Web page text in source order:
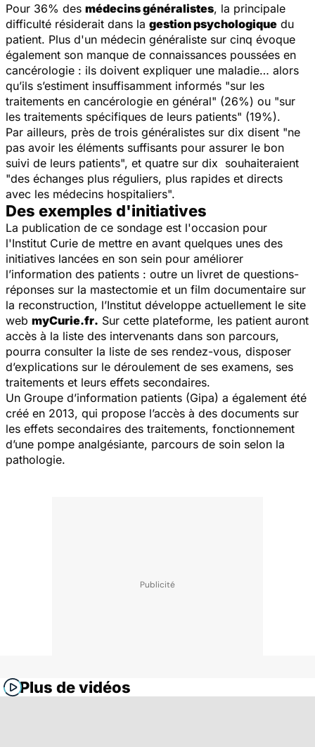
Pour 36% des médecins généralistes, la principale
difficulté résiderait dans la gestion psychologique du
patient. Plus d'un médecin généraliste sur cinq évoque
également son manque de connaissances poussées en
cancérologie : ils doivent expliquer une maladie… alors
qu’ils s’estiment insuffisamment informés "sur les
traitements en cancérologie en général" (26%) ou "sur
les traitements spécifiques de leurs patients" (19%).
Par ailleurs, près de trois généralistes sur dix disent "ne
pas avoir les éléments suffisants pour assurer le bon
suivi de leurs patients", et quatre sur dix souhaiteraient
"des échanges plus réguliers, plus rapides et directs
avec les médecins hospitaliers".
Des exemples d'initiatives
La publication de ce sondage est l'occasion pour
l'Institut Curie de mettre en avant quelques unes des
initiatives lancées en son sein pour améliorer
l’information des patients : outre un livret de questions-
réponses sur la mastectomie et un film documentaire sur
la reconstruction, l’Institut développe actuellement le site
web myCurie.fr. Sur cette plateforme, les patient auront
accès à la liste des intervenants dans son parcours,
pourra consulter la liste de ses rendez-vous, disposer
d’explications sur le déroulement de ses examens, ses
traitements et leurs effets secondaires.
Un Groupe d’information patients (Gipa) a également été
créé en 2013, qui propose l’accès à des documents sur
les effets secondaires des traitements, fonctionnement
d’une pompe analgésiante, parcours de soin selon la
pathologie.
Plus de vidéos